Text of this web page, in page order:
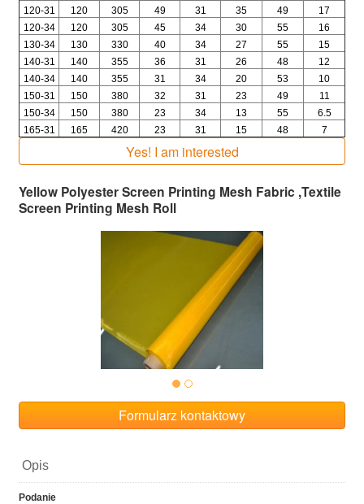
120-31
120 305 49 31 35 49
17
120-34
120 305 45 34 30 55
16
130-34
130 330 40 34 27 55
15
140-31
140 355 36 31 26 48
12
140-34
140 355 31 34 20 53
10
150-31
150 380 32 31 23 49
11
150-34
150 380 23 34 13 55
6.5
165-31
165 420 23 31 15 48 7
Yes! I am interested
Yellow Polyester Screen Printing Mesh Fabric ,Textile
Screen Printing Mesh Roll
Formularz kontaktowy
Opis
Podanie